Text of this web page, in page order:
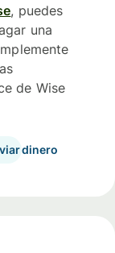
, puedes
una
de Wise
dinero